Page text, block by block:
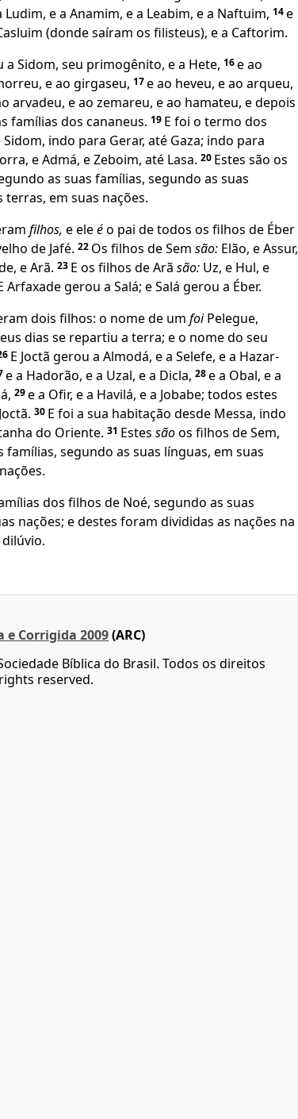
e a Anamim, e a Leabim, e a Naftuim, 14e
(donde saíram os filisteus), e a Caftorim.
a Sidom, seu primogênito, e a Hete, 16e ao
e ao girgaseu, 17e ao heveu, e ao arqueu,
arvadeu, e ao zemareu, e ao hamateu, e depois
famílias dos cananeus. 19 E foi o termo dos
indo para Gerar, até Gaza; indo para
e Admá, e Zeboim, até Lasa. 20 Estes são os
as suas famílias, segundo as suas
terras, em suas nações.
filhos, e eleéo pai de todos os filhos de Éber
de Jafé. 22 Os filhos de Sem são: Elão, e Assur,
e Arã. 23 E os filhos de Arã são: Uz, e Hul, e
Arfaxade gerou a Salá; e Salá gerou a Éber.
dois filhos: o nome de um foiPelegue,
dias se repartiu a terra; e o nome do seu
E Joctã gerou a Almodá, e a Selefe, e a Hazar-
e a Hadorão, e a Uzal, e a Dicla, 28e a Obal, e a
29e a Ofir, e a Havilá, e a Jobabe; todos estes
30 E foi a sua habitação desde Messa, indo
do Oriente. 31 Estes sãoos filhos de Sem,
famílias, segundo as suas línguas, em suas
dos filhos de Noé, segundo as suas
nações; e destes foram divididas as nações na
e Corrigida 2009(ARC)
Bíblica do Brasil. Todos os direitos
reserved.